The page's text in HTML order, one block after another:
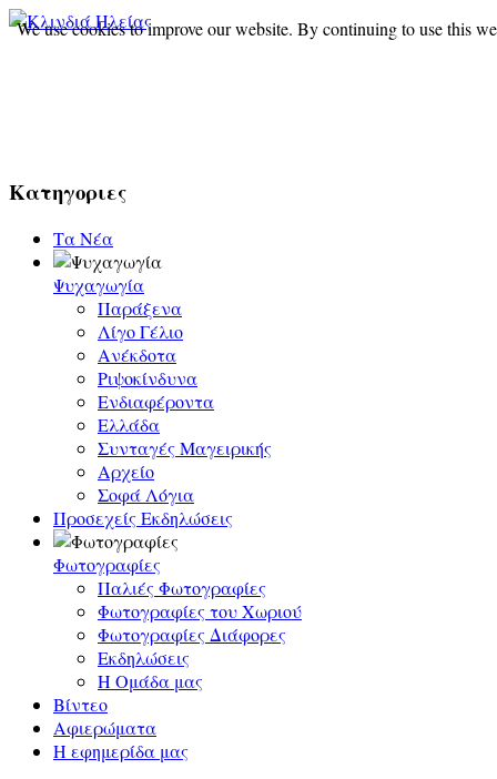
Κατηγοριες
Τα Νέα
Ψυχαγωγία
Παράξενα
Λίγο Γέλιο
Ανέκδοτα
Ριψοκίνδυνα
Ενδιαφέροντα
Ελλάδα
Συνταγές Μαγειρικής
Αρχείο
Σοφά Λόγια
Προσεχείς Εκδηλώσεις
Φωτογραφίες
Παλιές Φωτογραφίες
Φωτογραφίες του Χωριού
Φωτογραφίες Διάφορες
Εκδηλώσεις
Η Ομάδα μας
Βίντεο
Αφιερώματα
Η εφημερίδα μας
We use cookies to improve our website. By continuing to use this